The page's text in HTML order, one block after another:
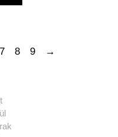
7 8 9 →